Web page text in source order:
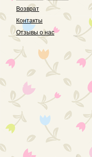
Возврат
Контакты
Отзывы о нас